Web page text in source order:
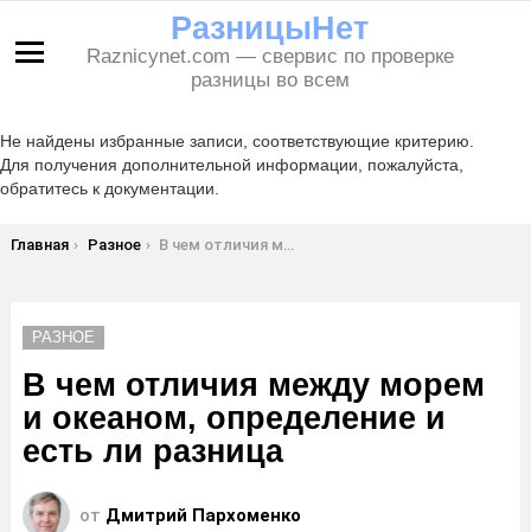
РазницыНет
Raznicynet.com — свервис по проверке
разницы во всем
Не найдены избранные записи, соответствующие критерию.
Для получения дополнительной информации, пожалуйста,
обратитесь к документации.
Вы здесь:
Главная Разное В чем отличия между морем и океаном, определение и есть ли разница
РАЗНОЕ
В чем отличия между морем
и океаном, определение и
есть ли разница
от Дмитрий Пархоменко